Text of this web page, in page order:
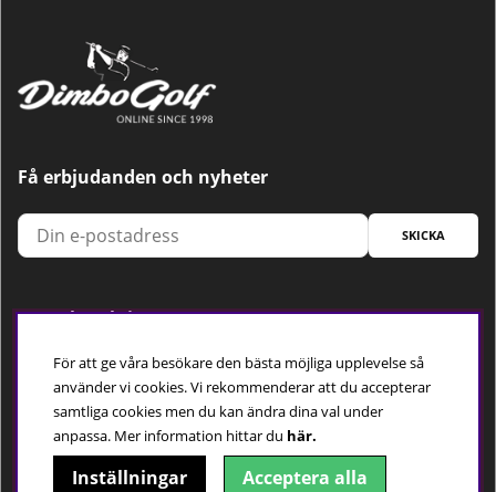
Få erbjudanden och nyheter
SKICKA
Trygg betalning
Följ oss
För att ge våra besökare den bästa möjliga upplevelse så
använder vi cookies. Vi rekommenderar att du accepterar
samtliga cookies men du kan ändra dina val under
anpassa. Mer information hittar du här.
Inställningar Acceptera alla